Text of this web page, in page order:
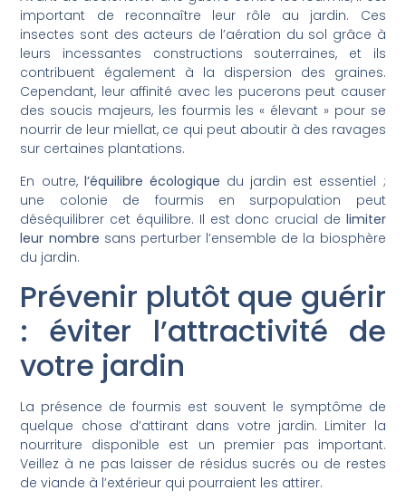
important de reconnaître leur rôle au jardin. Ces
insectes sont des acteurs de l’aération du sol grâce à
leurs incessantes constructions souterraines, et ils
contribuent également à la dispersion des graines.
Cependant, leur affinité avec les pucerons peut causer
des soucis majeurs, les fourmis les « élevant » pour se
nourrir de leur miellat, ce qui peut aboutir à des ravages
sur certaines plantations.
En outre, l’équilibre écologique du jardin est essentiel ;
une colonie de fourmis en surpopulation peut
déséquilibrer cet équilibre. Il est donc crucial de limiter
leur nombre sans perturber l’ensemble de la biosphère
du jardin.
Prévenir plutôt que guérir
: éviter l’attractivité de
votre jardin
La présence de fourmis est souvent le symptôme de
quelque chose d’attirant dans votre jardin. Limiter la
nourriture disponible est un premier pas important.
Veillez à ne pas laisser de résidus sucrés ou de restes
de viande à l’extérieur qui pourraient les attirer.